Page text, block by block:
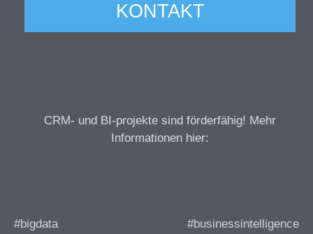
KONTAKT
CRM- und BI-projekte sind förderfähig! Mehr
Informationen hier:
#bigdata #businessintelligence